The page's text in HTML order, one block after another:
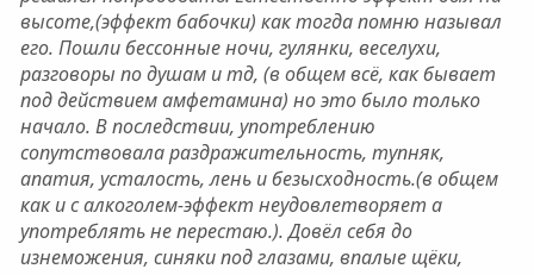
высоте,(эффект бабочки) как тогда помню называл
его. Пошли бессонные ночи, гулянки, веселухи,
разговоры по душам и тд, (в общем всё, как бывает
под действием амфетамина) но это было только
начало. В последствии, употреблению
сопутствовала раздражительность, тупняк,
апатия, усталость, лень и безысходность.(в общем
как и с алкоголем-эффект неудовлетворяет а
употреблять не перестаю.). Довёл себя до
изнеможения, синяки под глазами, впалые щёки,